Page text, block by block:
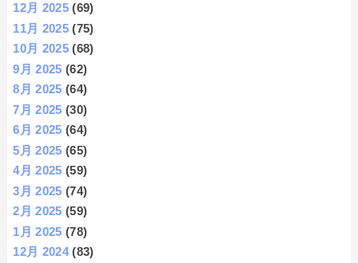
12月 2025 (69)
11月 2025 (75)
10月 2025 (68)
9月 2025 (62)
8月 2025 (64)
7月 2025 (30)
6月 2025 (64)
5月 2025 (65)
4月 2025 (59)
3月 2025 (74)
2月 2025 (59)
1月 2025 (78)
12月 2024(83)